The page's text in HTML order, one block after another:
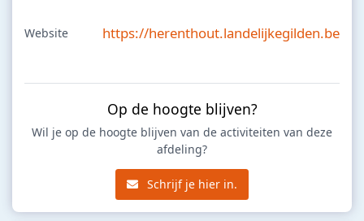
Website https://herenthout.landelijkegilden.be
Op de hoogte blijven?
Wil je op de hoogte blijven van de activiteiten van deze
afdeling?
Schrijf je hier in.